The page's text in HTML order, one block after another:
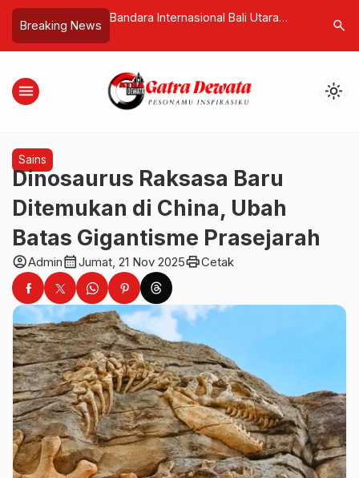
Breaking News
Bali Utara
Peningkatan
Timur dan
BULOG Tegaskan Komitmen
dalam Kunjungan Kerja Panja RUU
Pangan di Bali
search
menu light_mode
Sains
Dinosaurus Raksasa Baru
Ditemukan di China, Ubah
Batas Gigantisme Prasejarah
account_circleAdmincalendar_monthJumat, 21 Nov 2025printCetak